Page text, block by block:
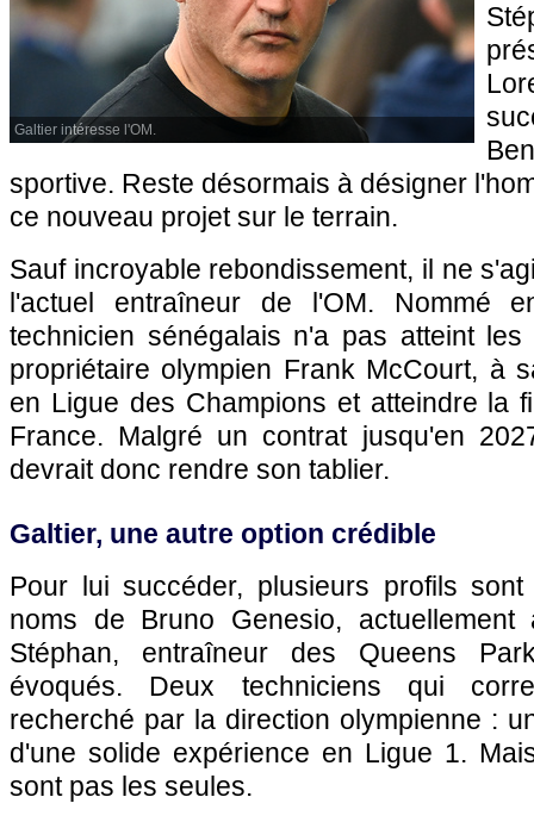
Galtier intéresse l'OM.
sportive. Reste désormais à désigner
ce nouveau projet sur le terrain.
Sauf incroyable rebondissement, il ne
l'actuel entraîneur de l'OM. Nommé
technicien sénégalais n'a pas atteint
propriétaire olympien Frank McCourt, à
en Ligue des Champions et atteindre la
France. Malgré un contrat jusqu'en
devrait donc rendre son tablier.
Galtier, une autre option crédible
Pour lui succéder, plusieurs profils
noms de Bruno Genesio,
Stéphan, entraîneur des Queens
évoqués. Deux techniciens qui
recherché par la direction olympienne :
d'une solide expérience en Ligue 1.
sont pas les seules.